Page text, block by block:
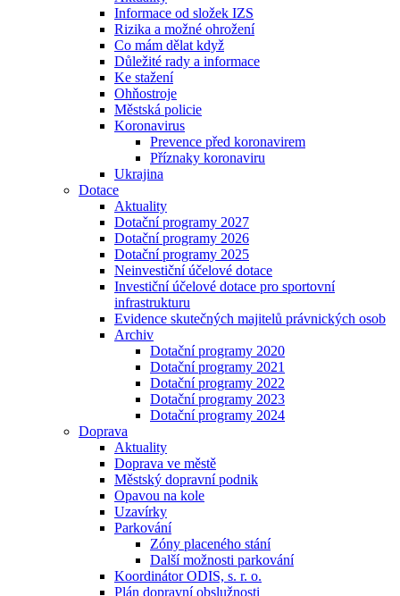
Informace od složek IZS
Rizika a možné ohrožení
Co mám dělat když
Důležité rady a informace
Ke stažení
Ohňostroje
Městská policie
Koronavirus
Prevence před koronavirem
Příznaky koronaviru
Ukrajina
Dotace
Aktuality
Dotační programy 2027
Dotační programy 2026
Dotační programy 2025
Neinvestiční účelové dotace
Investiční účelové dotace pro sportovní
infrastrukturu
Evidence skutečných majitelů právnických osob
Archiv
Dotační programy 2020
Dotační programy 2021
Dotační programy 2022
Dotační programy 2023
Dotační programy 2024
Doprava
Aktuality
Doprava ve městě
Městský dopravní podnik
Opavou na kole
Uzavírky
Parkování
Zóny placeného stání
Další možnosti parkování
Koordinátor ODIS, s. r. o.
Plán dopravní obslužnosti